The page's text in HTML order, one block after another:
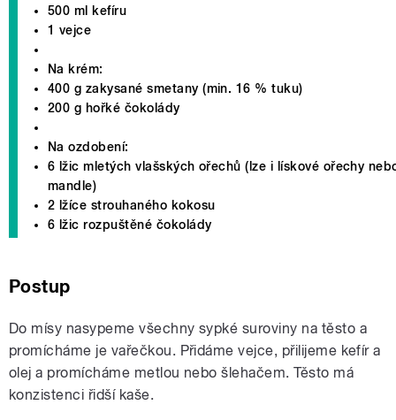
500 ml kefíru
1 vejce
Na krém:
400 g zakysané smetany (min. 16 % tuku)
200 g hořké čokolády
Na ozdobení:
6 lžic mletých vlašských ořechů (lze i lískové ořechy
mandle)
2 lžíce strouhaného kokosu
6 lžic rozpuštěné čokolády
Postup
Do mísy nasypeme všechny sypké suroviny na těsto a
promícháme je vařečkou. Přidáme vejce, přilijeme kefír a
olej a promícháme metlou nebo šlehačem. Těsto má
konzistenci řidší kaše.